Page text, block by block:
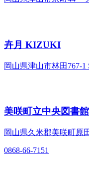
卉月 KIZUKI
岡山県津山市林田767-1
美咲町立中央図書館
岡山県久米郡美咲町原
0868-66-7151